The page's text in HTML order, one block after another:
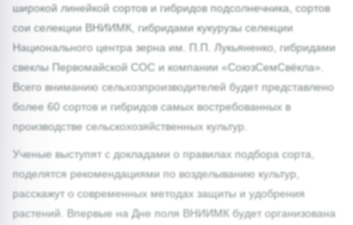
широкой линейкой сортов и гибридов подсолнечника, сортов
сои селекции ВНИИМК, гибридами кукурузы селекции
Национального центра зерна им. П.П. Лукьяненко, гибридами
свеклы Первомайской СОС и компании «СоюзСемСвёкла».
Всего вниманию сельхозпроизводителей будет представлено
более 60 сортов и гибридов самых востребованных в
производстве сельскохозяйственных культур.
Ученые выступят с докладами о правилах подбора сорта,
поделятся рекомендациями по возделыванию культур,
расскажут о современных методах защиты и удобрения
растений. Впервые на Дне поля ВНИИМК будет организована